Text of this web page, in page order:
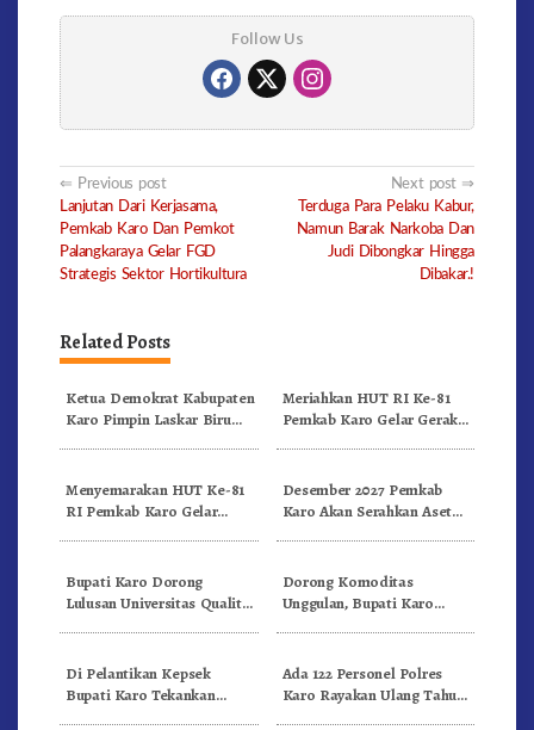
Follow Us
Post
navigation
Previous post
Lanjutan Dari Kerjasama,
Pemkab Karo Dan Pemkot
Palangkaraya Gelar FGD
Strategis Sektor Hortikultura
Next post
Terduga Para Pelaku Kabur,
Namun Barak Narkoba Dan
Judi Dibongkar Hingga
Dibakar.!
Related Posts
Ketua Demokrat Kabupaten
Karo Pimpin Laskar Biru
Meriahkan HUT RI Ke-81
Pemkab Karo Gelar Gerak
Menyemarakan HUT Ke-81
RI Pemkab Karo Gelar
Desember 2027 Pemkab
Karo Akan Serahkan Aset
Bupati Karo Dorong
Lulusan Universitas Quality
Dorong Komoditas
Unggulan, Bupati Karo
Di Pelantikan Kepsek
Bupati Karo Tekankan
Ada 122 Personel Polres
Karo Rayakan Ulang Tahun